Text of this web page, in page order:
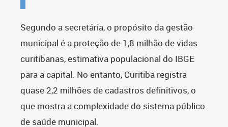
Segundo a secretária, o propósito da gestão
municipal é a proteção de 1,8 milhão de vidas
curitibanas, estimativa populacional do IBGE
para a capital. No entanto, Curitiba registra
quase 2,2 milhões de cadastros definitivos, o
que mostra a complexidade do sistema público
de saúde municipal.